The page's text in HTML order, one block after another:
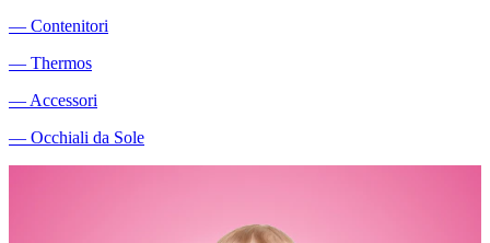
― Contenitori
― Thermos
― Accessori
― Occhiali da Sole